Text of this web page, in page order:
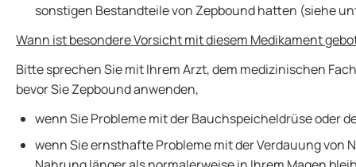
sonstigen Bestandteile von Zepbound hatten (siehe
Wann ist besondere Vorsicht mit diesem Medikament
Bitte sprechen Sie mit Ihrem Arzt, dem medizinischen
bevor Sie Zepbound anwenden,
wenn Sie Probleme mit der Bauchspeicheldrüse oder
wenn Sie ernsthafte Probleme mit der Verdauung von